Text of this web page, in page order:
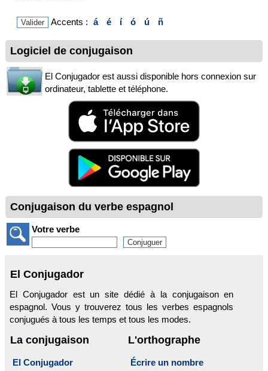
Accents : á é í ó ú ñ
Logiciel de conjugaison
El Conjugador est aussi disponible hors connexion sur
ordinateur, tablette et téléphone.
Conjugaison du verbe espagnol
Votre verbe
El Conjugador
El Conjugador est un site dédié à la conjugaison en
espagnol. Vous y trouverez tous les verbes espagnols
conjugués à tous les temps et tous les modes.
La conjugaison
El Conjugador
L'orthographe
Écrire un nombre